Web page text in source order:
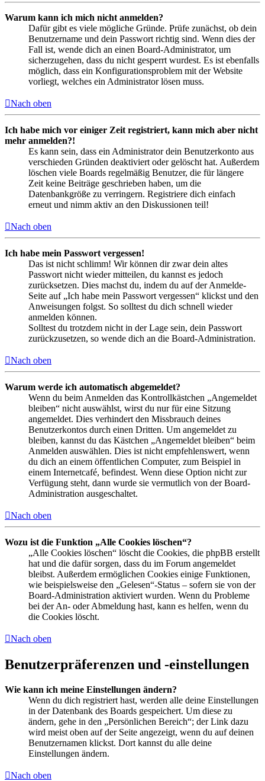
Warum kann ich mich nicht anmelden?
Dafür gibt es viele mögliche Gründe. Prüfe zunächst, ob dein
Benutzername und dein Passwort richtig sind. Wenn dies der
Fall ist, wende dich an einen Board-Administrator, um
sicherzugehen, dass du nicht gesperrt wurdest. Es ist ebenfalls
möglich, dass ein Konfigurationsproblem mit der Website
vorliegt, welches ein Administrator lösen muss.
Nach oben
Ich habe mich vor einiger Zeit registriert, kann mich aber nicht
mehr anmelden?!
Es kann sein, dass ein Administrator dein Benutzerkonto aus
verschieden Gründen deaktiviert oder gelöscht hat. Außerdem
löschen viele Boards regelmäßig Benutzer, die für längere
Zeit keine Beiträge geschrieben haben, um die
Datenbankgröße zu verringern. Registriere dich einfach
erneut und nimm aktiv an den Diskussionen teil!
Nach oben
Ich habe mein Passwort vergessen!
Das ist nicht schlimm! Wir können dir zwar dein altes
Passwort nicht wieder mitteilen, du kannst es jedoch
zurücksetzen. Dies machst du, indem du auf der Anmelde-
Seite auf „Ich habe mein Passwort vergessen“ klickst und den
Anweisungen folgst. So solltest du dich schnell wieder
anmelden können.
Solltest du trotzdem nicht in der Lage sein, dein Passwort
zurückzusetzen, so wende dich an die Board-Administration.
Nach oben
Warum werde ich automatisch abgemeldet?
Wenn du beim Anmelden das Kontrollkästchen „Angemeldet
bleiben“ nicht auswählst, wirst du nur für eine Sitzung
angemeldet. Dies verhindert den Missbrauch deines
Benutzerkontos durch einen Dritten. Um angemeldet zu
bleiben, kannst du das Kästchen „Angemeldet bleiben“ beim
Anmelden auswählen. Dies ist nicht empfehlenswert, wenn
du dich an einem öffentlichen Computer, zum Beispiel in
einem Internetcafé, befindest. Wenn diese Option nicht zur
Verfügung steht, dann wurde sie vermutlich von der Board-
Administration ausgeschaltet.
Nach oben
Wozu ist die Funktion „Alle Cookies löschen“?
„Alle Cookies löschen“ löscht die Cookies, die phpBB erstellt
hat und die dafür sorgen, dass du im Forum angemeldet
bleibst. Außerdem ermöglichen Cookies einige Funktionen,
wie beispielsweise den „Gelesen“-Status – sofern sie von der
Board-Administration aktiviert wurden. Wenn du Probleme
bei der An- oder Abmeldung hast, kann es helfen, wenn du
die Cookies löscht.
Nach oben
Benutzerpräferenzen und -einstellungen
Wie kann ich meine Einstellungen ändern?
Wenn du dich registriert hast, werden alle deine Einstellungen
in der Datenbank des Boards gespeichert. Um diese zu
ändern, gehe in den „Persönlichen Bereich“; der Link dazu
wird meist oben auf der Seite angezeigt, wenn du auf deinen
Benutzernamen klickst. Dort kannst du alle deine
Einstellungen ändern.
Nach oben